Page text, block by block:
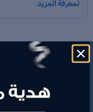
رقم الموديل